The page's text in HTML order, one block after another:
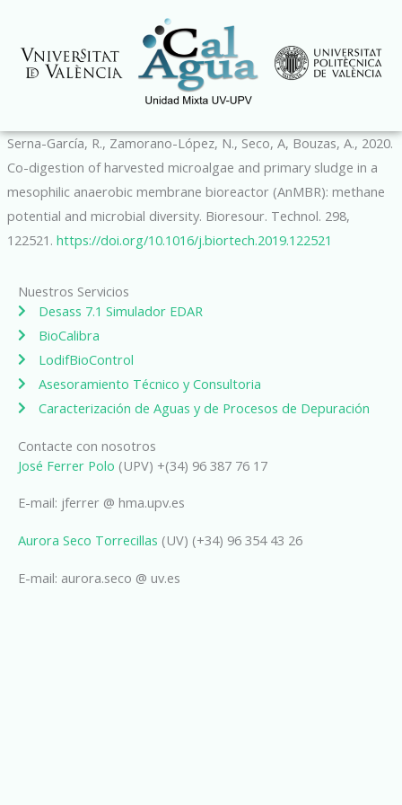
contenido
Serna-García, R., Zamorano-López, N., Seco, A, Bouzas, A., 2020.
Co-digestion of harvested microalgae and primary sludge in a
mesophilic anaerobic membrane bioreactor (AnMBR): methane
potential and microbial diversity. Bioresour. Technol. 298,
122521. https://doi.org/10.1016/j.biortech.2019.122521
Nuestros Servicios
Desass 7.1 Simulador EDAR
BioCalibra
LodifBioControl
Asesoramiento Técnico y Consultoria
Caracterización de Aguas y de Procesos de Depuración
Contacte con nosotros
José Ferrer Polo (UPV) +(34) 96 387 76 17
E-mail: jferrer @ hma.upv.es
Aurora Seco Torrecillas (UV) (+34) 96 354 43 26
E-mail: aurora.seco @ uv.es